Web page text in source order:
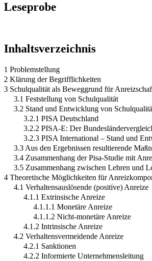
Leseprobe
Inhaltsverzeichnis
1 Problemstellung
2 Klärung der Begrifflichkeiten
3 Schulqualität als Beweggrund für
3.1 Feststellung von Schulqualität
3.2 Stand und Entwicklung von
3.2.1 PISA Deutschland
3.2.2 PISA-E: Der
3.2.3 PISA International – Stand und
3.3 Aus den Ergebnissen resultierende
3.4 Zusammenhang der Pisa-Studie mit
3.5 Zusammenhang zwischen Lehren und
4 Theoretische Möglichkeiten für
4.1 Verhaltensauslösende (positive) Anreize
4.1.1 Extrinsische Anreize
4.1.1.1 Monetäre Anreize
4.1.1.2 Nicht-monetäre Anreize
4.1.2 Intrinsische Anreize
4.2 Verhaltensvermeidende Anreize
4.2.1 Sanktionen
4.2.2 Informierte Unternehmensleitung